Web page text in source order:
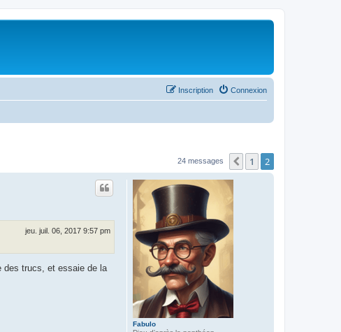
Connexion
Inscription
24 messages Précédent
1 2
Fabulo
jeu. juil. 06, 2017 9:57 pm
des trucs, et essaie de la